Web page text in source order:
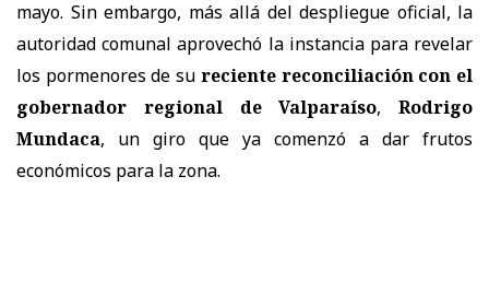
mayo. Sin embargo, más allá del despliegue oficial, la
autoridad comunal aprovechó la instancia para revelar
los pormenores de su reciente reconciliación con el
gobernador regional de Valparaíso, Rodrigo
Mundaca, un giro que ya comenzó a dar frutos
económicos para la zona.